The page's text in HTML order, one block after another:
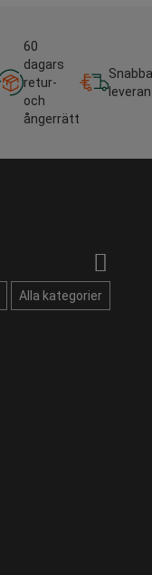
60
dagars
retur-
och
ångerrätt
Snabba
Alla kategorier